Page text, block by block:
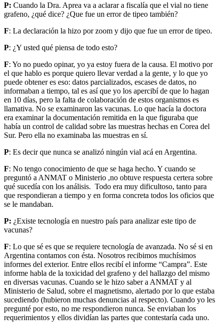
P: Cuando la Dra. Aprea va a aclarar a fiscalía que el vial no tiene
grafeno, ¿qué dice? ¿Que fue un error de tipeo también?
F: La declaración la hizo por zoom y dijo que fue un error de tipeo.
P: ¿Y usted qué piensa de todo esto?
F: Yo no puedo opinar, yo ya estoy fuera de la causa. El motivo por
el que hablo es porque quiero llevar verdad a la gente, y lo que yo
puede obtener es eso: datos parcializados, escases de datos, no
informaban a tiempo, tal es así que yo los apercibí de que lo hagan
en 10 días, pero la falta de colaboración de estos organismos es
llamativa. No se examinaron las vacunas. Lo que hacía la doctora
era examinar la documentación remitida en la que figuraba que
había un control de calidad sobre las muestras hechas en Corea del
Sur. Pero ella no examinaba las muestras en sí.
P: Es decir que nunca se analizó ningún vial acá en Argentina.
F: No tengo conocimiento de que se haga hecho. Y cuando se
preguntó a ANMAT o Ministerio ,no obtuve respuesta certera sobre
qué sucedía con los análisis. Todo era muy dificultoso, tanto para
que respondieran a tiempo y en forma concreta todos los oficios que
se le mandaban.
P: ¿Existe tecnología en nuestro país para analizar este tipo de
vacunas?
F: Lo que sé es que se requiere tecnología de avanzada. No sé si en
Argentina contamos con ésta. Nosotros recibimos muchísimos
informes del exterior. Entre ellos recibí el informe “Campra”. Este
informe habla de la toxicidad del grafeno y del hallazgo del mismo
en diversas vacunas. Cuando se le hizo saber a ANMAT y al
Ministerio de Salud, sobre el magnetismo, alertado por lo que estaba
sucediendo (hubieron muchas denuncias al respecto). Cuando yo les
pregunté por esto, no me respondieron nunca. Se enviaban los
requerimientos y ellos dividían las partes que contestaría cada uno.